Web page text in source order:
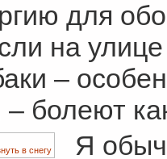
для
на
–
болеют
в снегу Я